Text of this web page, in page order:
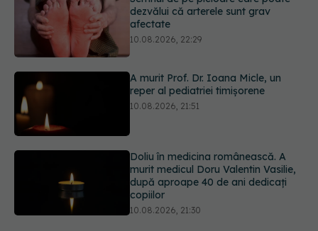
A murit Prof. Dr. Ioana Micle, un
reper al pediatriei timișorene
10.08.2026, 21:51
Doliu în medicina românească. A
murit medicul Doru Valentin Vasilie,
după aproape 40 de ani dedicați
Cafeaua rece pe care o poți face
acasă: are doar 84 de calorii și se
prepară în câteva minute
10.08.2026, 20:51